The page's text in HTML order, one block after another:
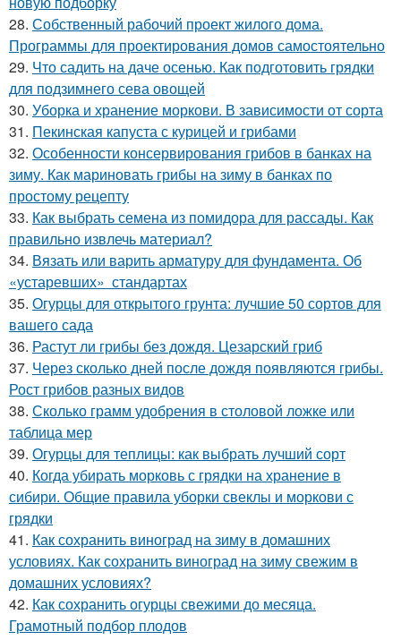
28. Собственный рабочий проект жилого дома.
Программы для проектирования домов самостоятельно
29. Что садить на даче осенью. Как подготовить грядки
для подзимнего сева овощей
30. Уборка и хранение моркови. В зависимости от сорта
31. Пекинская капуста с курицей и грибами
32. Особенности консервирования грибов в банках на
зиму. Как мариновать грибы на зиму в банках по
простому рецепту
33. Как выбрать семена из помидора для рассады. Как
правильно извлечь материал?
34. Вязать или варить арматуру для фундамента. Об
«устаревших» стандартах
35. Огурцы для открытого грунта: лучшие 50 сортов для
вашего сада
36. Растут ли грибы без дождя. Цезарский гриб
37. Через сколько дней после дождя появляются грибы.
Рост грибов разных видов
38. Сколько грамм удобрения в столовой ложке или
таблица мер
39. Огурцы для теплицы: как выбрать лучший сорт
40. Когда убирать морковь с грядки на хранение в
сибири. Общие правила уборки свеклы и моркови с
грядки
41. Как сохранить виноград на зиму в домашних
условиях. Как сохранить виноград на зиму свежим в
домашних условиях?
42. Как сохранить огурцы свежими до месяца.
Грамотный подбор плодов